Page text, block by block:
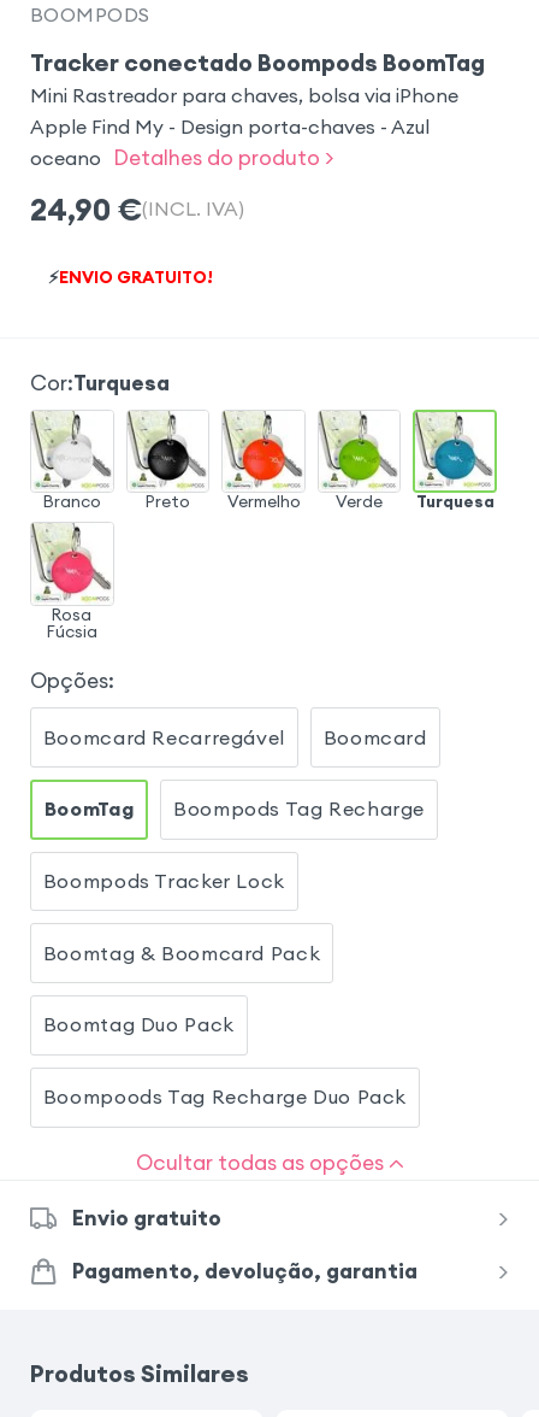
BOOMPODS
Tracker conectado Boompods BoomTag
Mini Rastreador para chaves, bolsa via iPhone
Apple Find My - Design porta-chaves - Azul
oceano
Detalhes do produto >
24,90 €(INCL. IVA)
⚡ENVIO GRATUITO!
Cor:Turquesa
Branco Preto Vermelho Verde Turquesa
Rosa
Fúcsia
Opções:
Boomcard Recarregável Boomcard
BoomTag Boompods Tag Recharge
Boompods Tracker Lock
Boomtag & Boomcard Pack
Boomtag Duo Pack
Boompoods Tag Recharge Duo Pack
Ocultar todas as opções
Envio gratuito
Pagamento, devolução, garantia
Produtos Similares